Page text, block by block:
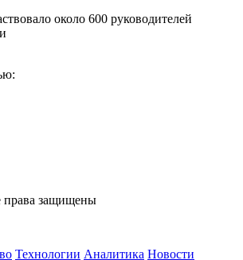
около 600 руководителей
права защищены
Технологии Аналитика Новости